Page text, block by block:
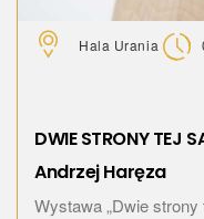
Hala Urania
DWIE STRONY TEJ
Andrzej Haręza
Wystawa „Dwie